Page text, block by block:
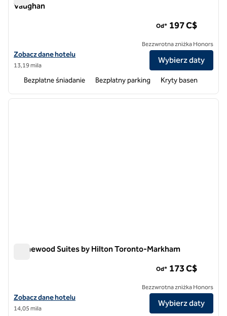
Vaughan
Zobacz szczegóły hotelu Homewood Suites by Hilton Toronto
Zobacz dane hotelu
13,19 mila
Od* 197 C$
Bezzwrotna zniżka Honors
Wybierz daty
Bezpłatne śniadanie Bezpłatny parking Kryty basen
1 z 12
Homewood Suites by Hilton Toronto-Markham
Zobacz szczegóły hotelu Homewood Suites by Hilton Toronto-
Zobacz dane hotelu
14,05 mila
Od* 173 C$
Bezzwrotna zniżka Honors
Wybierz daty